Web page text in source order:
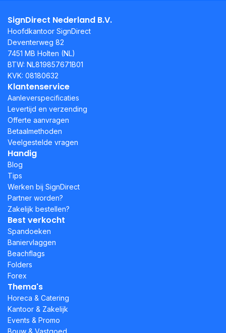
SignDirect Nederland B.V.
Hoofdkantoor SignDirect
Deventerweg 82
7451 MB Holten (NL)
BTW: NL819857671B01
KVK: 08180632
Klantenservice
Aanleverspecificaties
Levertijd en verzending
Offerte aanvragen
Betaalmethoden
Veelgestelde vragen
Handig
Blog
Tips
Werken bij SignDirect
Partner worden?
Zakelijk bestellen?
Best verkocht
Spandoeken
Baniervlaggen
Beachflags
Folders
Forex
Thema's
Horeca & Catering
Kantoor & Zakelijk
Events & Promo